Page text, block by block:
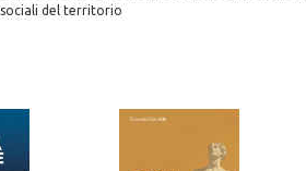
sociali del territorio